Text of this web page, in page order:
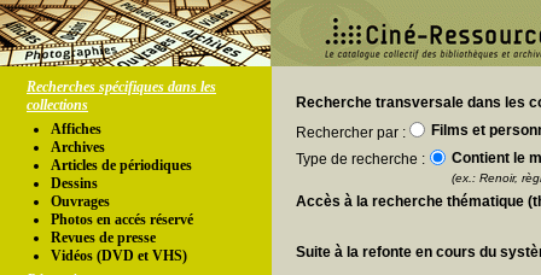
Recherches spécifiques dans les
collections
Affiches
Archives
Articles de périodiques
Dessins
Ouvrages
Photos en accés réservé
Revues de presse
Vidéos (DVD et VHS)
Recherche transversale dans les
Rechercher par :
Films et
Type de recherche :
Contient le
(ex.: Renoir,
Accès à la recherche thématique
Suite à la refonte en cours du